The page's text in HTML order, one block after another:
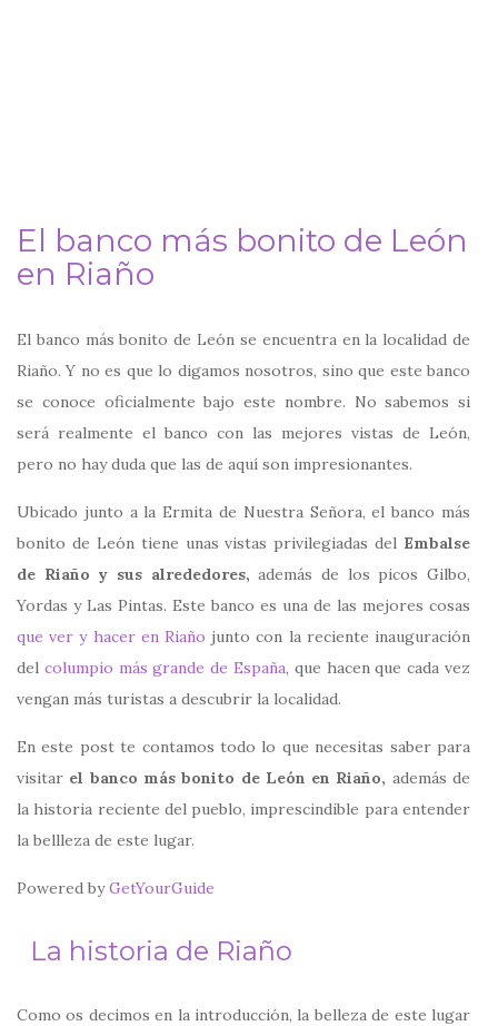
El banco más bonito de León
en Riaño
El banco más bonito de León se encuentra en la localidad de
Riaño. Y no es que lo digamos nosotros, sino que este banco
se conoce oficialmente bajo este nombre. No sabemos si
será realmente el banco con las mejores vistas de León,
pero no hay duda que las de aquí son impresionantes.
Ubicado junto a la Ermita de Nuestra Señora, el banco más
bonito de León tiene unas vistas privilegiadas del Embalse
de Riaño y sus alrededores, además de los picos Gilbo,
Yordas y Las Pintas. Este banco es una de las mejores cosas
que ver y hacer en Riaño junto con la reciente inauguración
del columpio más grande de España, que hacen que cada vez
vengan más turistas a descubrir la localidad.
En este post te contamos todo lo que necesitas saber para
visitar el banco más bonito de León en Riaño, además de
la historia reciente del pueblo, imprescindible para entender
la bellleza de este lugar.
Powered byGetYourGuide
La historia de Riaño
Como os decimos en la introducción, la belleza de este lugar